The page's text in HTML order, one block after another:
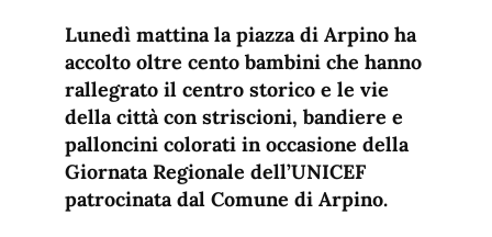
de
fuente
de
fuente.
Lunedì mattina la piazza di Arpino ha
accolto oltre cento bambini che hanno
rallegrato il centro storico e le vie
della città con striscioni, bandiere e
palloncini colorati in occasione della
Giornata Regionale dell’UNICEF
patrocinata dal Comune di Arpino.